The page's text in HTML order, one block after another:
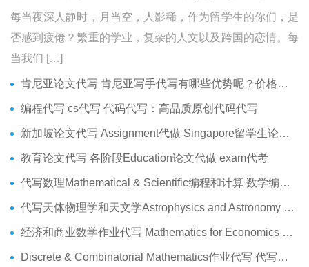
每当夜深人静时，月当空，人影稀，作为留学生的你们，是
否感到疲倦？繁重的学业，复杂的人文以及跨国的恋情。每
当我们 […]
肯尼亚论文代写 肯尼亚写手代写有哪些优势呢？价格便宜吗？
编程代写 cs代写 代码代写：高品质原创代码代写
新加坡论文代写 Assignment代做 Singapore留学生论文代写服务
教育论文代写 各阶段Education论文代做 exam代考
代写数理Mathematical & Scientific编程和计算 数学编程作业代做
代写天体物理学和天文学Astrophysics and Astronomy 天文学Assignment代做
经济和商业数学作业代写 Mathematics for Economics Business代做Online exam代考
Discrete & Combinatorial Mathematics作业代写 代写离散 组合数学Assignment代做